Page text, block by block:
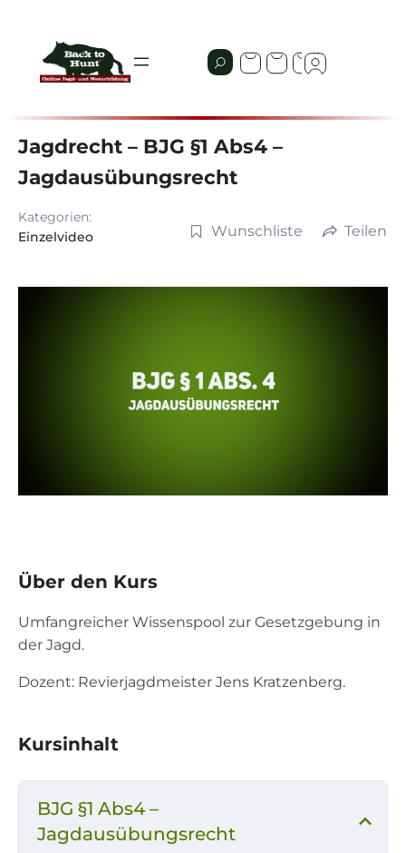
Jagdrecht – BJG §1 Abs4 –
Jagdausübungsrecht
Kategorien:
Einzelvideo
Wunschliste Teilen
Über den Kurs
Umfangreicher Wissenspool zur Gesetzgebung in
der Jagd.
Dozent: Revierjagdmeister Jens Kratzenberg.
Kursinhalt
BJG §1 Abs4 –
Jagdausübungsrecht